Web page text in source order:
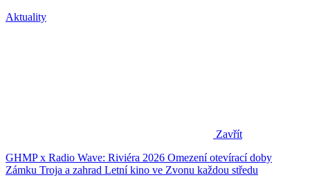
Aktuality
Zavřít
GHMP x Radio Wave: Riviéra 2026 Omezení otevírací doby
Zámku Troja a zahrad Letní kino ve Zvonu každou středu